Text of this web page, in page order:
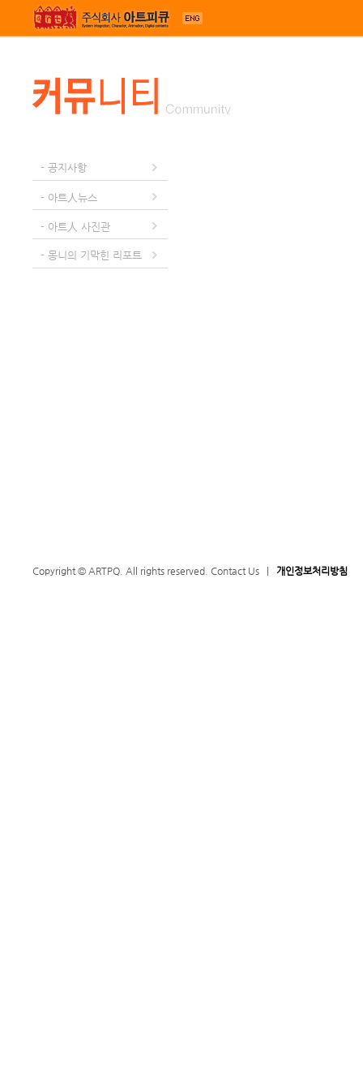
- 공지사항
- 아트人뉴스
- 아트人 사진관
- 몽니의 기막힌 리포트
Copyright © ARTPQ. All rights reserved. Contact Us 개인정보처리방침